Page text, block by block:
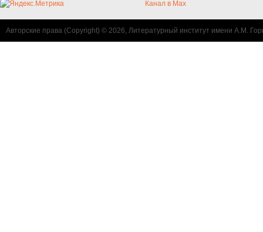
Канал в Max
Авторские права (Copyright) © 2026, Литературный институт имени А.М.